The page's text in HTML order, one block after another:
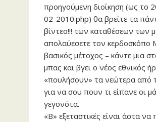
προηγούμενη διοίκηση (ως το
02-2010.php) θα βρείτε τα
βίντεο!!! των καταθέσεων των
απολαύεσετε τον κερδοσκόπο
βασικός μέτοχος – κάντε μια
μπας και βγει ο νέος εθνικός
«πουλήσουν» τα νεώτερα από
για να σου πουν τι είπανε οι
γεγονότα.
«Β» εξεταστικές είναι άστα